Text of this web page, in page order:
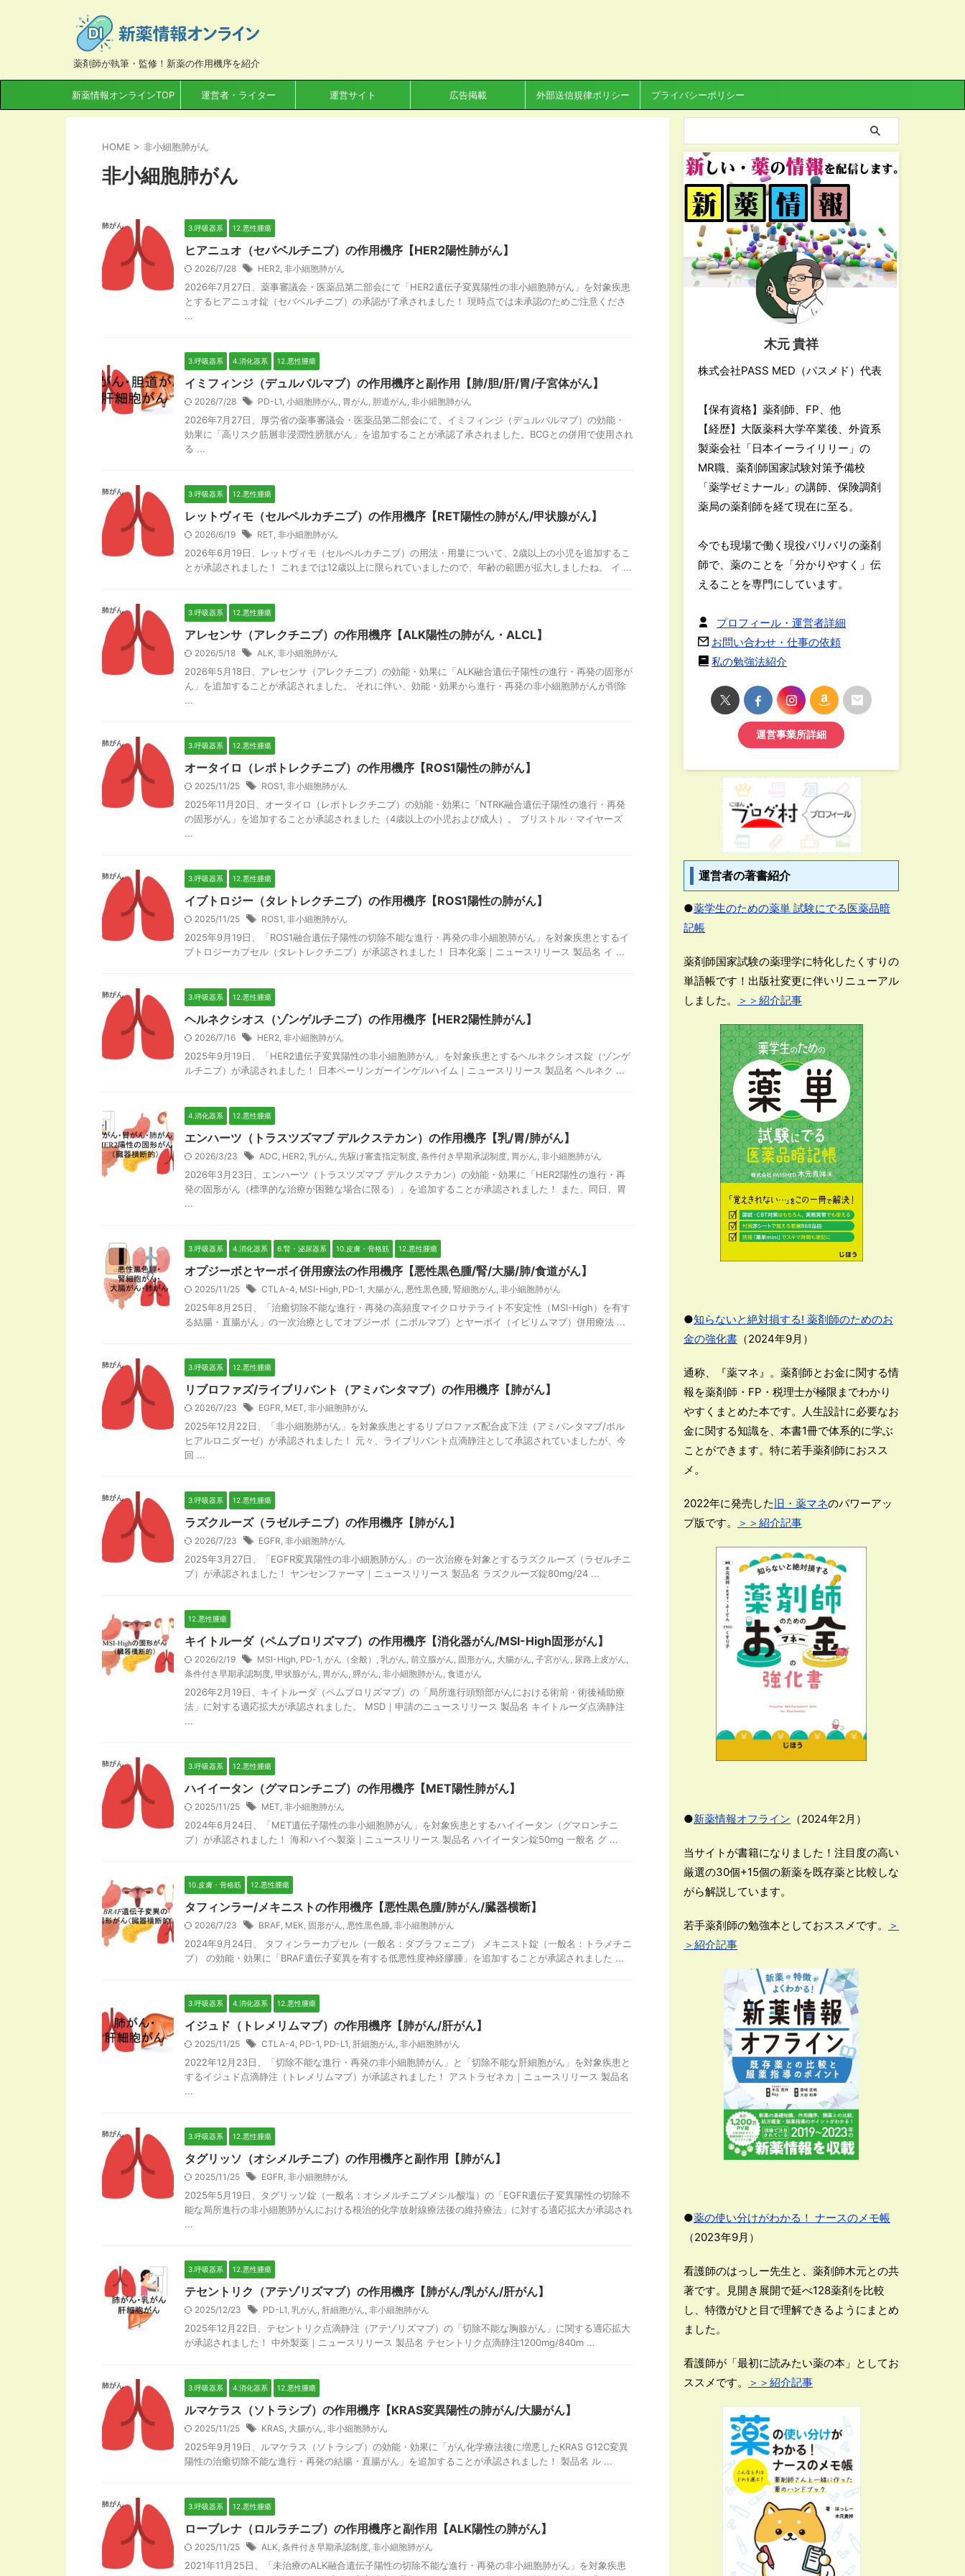
薬剤師が執筆・監修！新薬の作用機序を紹介
新薬情報オンラインTOP 運営者・ライター 運営サイト 広告掲載 外部送信規律ポリシー プライバシーポリシー
HOME > 非小細胞肺がん
非小細胞肺がん
3.呼吸器系 12.悪性腫瘍
ヒアニュオ（セバベルチニブ）の作用機序【HER2陽性肺がん】
2026/7/28 HER2 非小細胞肺がん
2026年7月27日、薬事審議会・医薬品第二部会にて「HER2遺伝子変異陽性の非小細胞肺がん」を対象疾患
とするヒアニュオ錠（セバベルチニブ）の承認が了承されました！ 現時点では未承認のためご注意くださ
...
3.呼吸器系 4.消化器系 12.悪性腫瘍
イミフィンジ（デュルバルマブ）の作用機序と副作用【肺/胆/肝/胃/子宮体がん】
2026/7/28 PD-L1 小細胞肺がん 胃がん 胆道がん 非小細胞肺がん
2026年7月27日、厚労省の薬事審議会・医薬品第二部会にて、イミフィンジ（デュルバルマブ）の効能・
効果に「高リスク筋層非浸潤性膀胱がん」を追加することが承認了承されました。BCGとの併用で使用され
る ...
3.呼吸器系 12.悪性腫瘍
レットヴィモ（セルペルカチニブ）の作用機序【RET陽性の肺がん/甲状腺がん】
2026/6/19 RET 非小細胞肺がん
2026年6月19日、レットヴィモ（セルペルカチニブ）の用法・用量について、2歳以上の小児を追加するこ
とが承認されました！ これまでは12歳以上に限られていましたので、年齢の範囲が拡大しましたね。 イ ...
3.呼吸器系 12.悪性腫瘍
アレセンサ（アレクチニブ）の作用機序【ALK陽性の肺がん・ALCL】
2026/5/18 ALK 非小細胞肺がん
2026年5月18日、アレセンサ（アレクチニブ）の効能・効果に「ALK融合遺伝子陽性の進行・再発の固形が
ん」を追加することが承認されました。 それに伴い、効能・効果から進行・再発の非小細胞肺がんが削除
...
3.呼吸器系 12.悪性腫瘍
オータイロ（レポトレクチニブ）の作用機序【ROS1陽性の肺がん】
2025/11/25 ROS1 非小細胞肺がん
2025年11月20日、オータイロ（レポトレクチニブ）の効能・効果に「NTRK融合遺伝子陽性の進行・再発
の固形がん」を追加することが承認されました（4歳以上の小児および成人）。 ブリストル・マイヤーズ
...
3.呼吸器系 12.悪性腫瘍
イブトロジー（タレトレクチニブ）の作用機序【ROS1陽性の肺がん】
2025/11/25 ROS1 非小細胞肺がん
2025年9月19日、「ROS1融合遺伝子陽性の切除不能な進行・再発の非小細胞肺がん」を対象疾患とするイ
ブトロジーカプセル（タレトレクチニブ）が承認されました！ 日本化薬｜ニュースリリース 製品名 イ ...
3.呼吸器系 12.悪性腫瘍
ヘルネクシオス（ゾンゲルチニブ）の作用機序【HER2陽性肺がん】
2026/7/16 HER2 非小細胞肺がん
2025年9月19日、「HER2遺伝子変異陽性の非小細胞肺がん」を対象疾患とするヘルネクシオス錠（ゾンゲ
ルチニブ）が承認されました！ 日本ベーリンガーインゲルハイム｜ニュースリリース 製品名 ヘルネク ...
4.消化器系 12.悪性腫瘍
エンハーツ（トラスツズマブ デルクステカン）の作用機序【乳/胃/肺がん】
2026/3/23 ADC HER2 乳がん 先駆け審査指定制度 条件付き早期承認制度 胃がん 非小細胞肺がん
2026年3月23日、エンハーツ（トラスツズマブ デルクステカン）の効能・効果に「HER2陽性の進行・再
発の固形がん（標準的な治療が困難な場合に限る）」を追加することが承認されました！ また、同日、胃
...
3.呼吸器系 4.消化器系 6.腎・泌尿器系 10.皮膚・骨格筋 12.悪性腫瘍
オプジーボとヤーボイ併用療法の作用機序【悪性黒色腫/腎/大腸/肺/食道がん】
2025/11/25 CTLA-4 MSI-High PD-1 大腸がん 悪性黒色腫 腎細胞がん 非小細胞肺がん
2025年8月25日、「治癒切除不能な進行・再発の高頻度マイクロサテライト不安定性（MSI-High）を有す
る結腸・直腸がん」の一次治療としてオプジーボ（ニボルマブ）とヤーボイ（イピリムマブ）併用療法 ...
3.呼吸器系 12.悪性腫瘍
リブロファズ/ライブリバント（アミバンタマブ）の作用機序【肺がん】
2026/7/23 EGFR MET 非小細胞肺がん
2025年12月22日、「非小細胞肺がん」を対象疾患とするリブロファズ配合皮下注（アミバンタマブ/ボル
ヒアルロニダーゼ）が承認されました！ 元々、ライブリバント点滴静注として承認されていましたが、今
回 ...
3.呼吸器系 12.悪性腫瘍
ラズクルーズ（ラゼルチニブ）の作用機序【肺がん】
2026/7/23 EGFR 非小細胞肺がん
2025年3月27日、「EGFR変異陽性の非小細胞肺がん」の一次治療を対象とするラズクルーズ（ラゼルチニ
ブ）が承認されました！ ヤンセンファーマ｜ニュースリリース 製品名 ラズクルーズ錠80mg/24 ...
12.悪性腫瘍
キイトルーダ（ペムブロリズマブ）の作用機序【消化器がん/MSI-High固形がん】
2026/2/19 MSI-High PD-1 がん（全般） 乳がん 前立腺がん 固形がん 大腸がん 子宮がん 尿路上皮がん
条件付き早期承認制度 甲状腺がん 胃がん 膵がん 非小細胞肺がん 食道がん
2026年2月19日、キイトルーダ（ペムブロリズマブ）の「局所進行頭頸部がんにおける術前・術後補助療
法」に対する適応拡大が承認されました。 MSD｜申請のニュースリリース 製品名 キイトルーダ点滴静注
...
3.呼吸器系 12.悪性腫瘍
ハイイータン（グマロンチニブ）の作用機序【MET陽性肺がん】
2025/11/25 MET 非小細胞肺がん
2024年6月24日、「MET遺伝子陽性の非小細胞肺がん」を対象疾患とするハイイータン（グマロンチニ
ブ）が承認されました！ 海和ハイヘ製薬｜ニュースリリース 製品名 ハイイータン錠50mg 一般名 グ ...
10.皮膚・骨格筋 12.悪性腫瘍
タフィンラー/メキニストの作用機序【悪性黒色腫/肺がん/臓器横断】
2026/7/23 BRAF MEK 固形がん 悪性黒色腫 非小細胞肺がん
2024年9月24日、 タフィンラーカプセル（一般名：ダブラフェニブ） メキニスト錠（一般名：トラメチニ
ブ） の効能・効果に「BRAF遺伝子変異を有する低悪性度神経膠腫」を追加することが承認されました ...
3.呼吸器系 4.消化器系 12.悪性腫瘍
イジュド（トレメリムマブ）の作用機序【肺がん/肝がん】
2025/11/25 CTLA-4 PD-1 PD-L1 肝細胞がん 非小細胞肺がん
2022年12月23日、「切除不能な進行・再発の非小細胞肺がん」と「切除不能な肝細胞がん」を対象疾患と
するイジュド点滴静注（トレメリムマブ）が承認されました！ アストラゼネカ｜ニュースリリース 製品名
...
3.呼吸器系 12.悪性腫瘍
タグリッソ（オシメルチニブ）の作用機序と副作用【肺がん】
2025/11/25 EGFR 非小細胞肺がん
2025年5月19日、タグリッソ錠（一般名：オシメルチニブメシル酸塩）の「EGFR遺伝子変異陽性の切除不
能な局所進行の非小細胞肺がんにおける根治的化学放射線療法後の維持療法」に対する適応拡大が承認され
...
3.呼吸器系 12.悪性腫瘍
テセントリク（アテゾリズマブ）の作用機序【肺がん/乳がん/肝がん】
2025/12/23 PD-L1 乳がん 肝細胞がん 非小細胞肺がん
2025年12月22日、テセントリク点滴静注（アテゾリズマブ）の「切除不能な胸腺がん」に関する適応拡大
が承認されました！ 中外製薬｜ニュースリリース 製品名 テセントリク点滴静注1200mg/840m ...
3.呼吸器系 4.消化器系 12.悪性腫瘍
ルマケラス（ソトラシブ）の作用機序【KRAS変異陽性の肺がん/大腸がん】
2025/11/25 KRAS 大腸がん 非小細胞肺がん
2025年9月19日、ルマケラス（ソトラシブ）の効能・効果に「がん化学療法後に増悪したKRAS G12C変異
陽性の治癒切除不能な進行・再発の結腸・直腸がん」を追加することが承認されました！ 製品名 ル ...
3.呼吸器系 12.悪性腫瘍
ローブレナ（ロルラチニブ）の作用機序と副作用【ALK陽性の肺がん】
2025/11/25 ALK 条件付き早期承認制度 非小細胞肺がん
2021年11月25日、「未治療のALK融合遺伝子陽性の切除不能な進行・再発の非小細胞肺がん」を対象疾患
木元 貴祥
株式会社PASS MED（パスメド）代表
【保有資格】薬剤師、FP、他
【経歴】大阪薬科大学卒業後、外資系
製薬会社「日本イーライリリー」の
MR職、薬剤師国家試験対策予備校
「薬学ゼミナール」の講師、保険調剤
薬局の薬剤師を経て現在に至る。
今でも現場で働く現役バリバリの薬剤
師で、薬のことを「分かりやすく」伝
えることを専門にしています。
プロフィール・運営者詳細
お問い合わせ・仕事の依頼
私の勉強法紹介
運営事業所詳細
運営者の著書紹介
●薬学生のための薬単 試験にでる医薬品暗
記帳
薬剤師国家試験の薬理学に特化したくすりの
単語帳です！出版社変更に伴いリニューアル
しました。
＞＞紹介記事
●知らないと絶対損する! 薬剤師のためのお
金の強化書 （2024年9月）
通称、『薬マネ』。薬剤師とお金に関する情
報を薬剤師・FP・税理士が極限までわかり
やすくまとめた本です。人生設計に必要なお
金に関する知識を、本書1冊で体系的に学ぶ
ことができます。特に若手薬剤師におスス
メ。
2022年に発売した旧・薬マネのパワーアッ
プ版です。
＞＞紹介記事
●新薬情報オフライン （2024年2月）
当サイトが書籍になりました！注目度の高い
厳選の30個+15個の新薬を既存薬と比較しな
がら解説しています。
若手薬剤師の勉強本としておススメです。
＞
＞紹介記事
●薬の使い分けがわかる！ ナースのメモ帳
（2023年9月）
看護師のはっしー先生と、薬剤師木元との共
著です。見開き展開で延べ128薬剤を比較
し、特徴がひと目で理解できるようにまとめ
ました。
看護師が「最初に読みたい薬の本」としてお
ススメです。
＞＞紹介記事